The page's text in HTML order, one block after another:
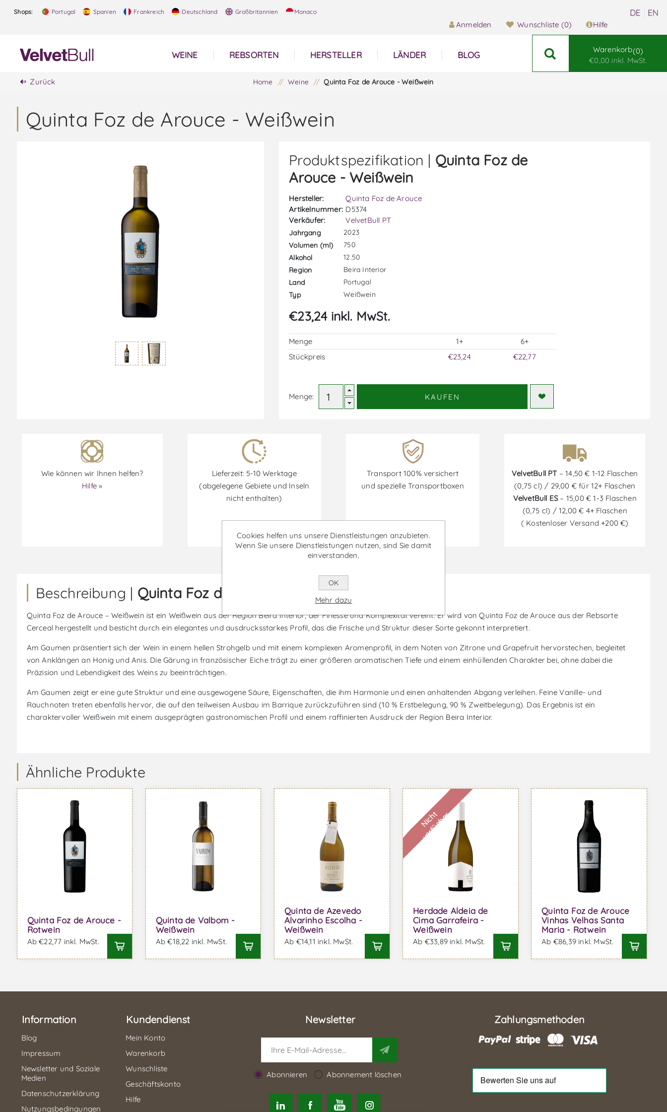
Shops: Portugal Spanien Frankreich Deutschland Großbritannien Monaco
Anmelden Wunschliste (0) Hilfe
WEINE REBSORTEN HERSTELLER LÄNDER BLOG
Warenkorb 0
€0,00 inkl. MwSt.
Zurück Home / Weine / Quinta Foz de Arouce - Weißwein
Quinta Foz de Arouce - Weißwein
Produktspezifikation | Quinta Foz de
Arouce - Weißwein
Hersteller:
Quinta Foz de Arouce
Artikelnummer: D5374
Verkäufer:
VelvetBull PT
Jahrgang
2023
Volumen (ml)
750
Alkohol
12.50
Region
Beira Interior
Land
Portugal
Typ
Weißwein
€23,24 inkl. MwSt.
Menge 1+
6+
Stückpreis
€23,24 €22,77
Menge: KAUFEN
Wie können wir Ihnen helfen?
Hilfe »
Lieferzeit: 5-10 Werktage
(abgelegene Gebiete und Inseln
nicht enthalten)
Transport 100% versichert
und spezielle Transportboxen
VelvetBull PT – 14,50 € 1-12 Flaschen
(0,75 cl) / 29,00 € für 12+ Flaschen
VelvetBull ES– 15,00 € 1-3 Flaschen
(0,75 cl) / 12,00 € 4+ Flaschen
( Kostenloser Versand +200 €)
Rabatte sind vom 30/06/2026 bis zum 30/09/2026 verfügbar.
Beschreibung | Quinta Foz de Arouce - Weißwein
Quinta Foz de Arouce – Weißwein ist ein Weißwein aus der Region Beira Interior, der Finesse und Komplexität vereint. Er wird von Quinta Foz de Arouce aus der Rebsorte
Cerceal hergestellt und besticht durch ein elegantes und ausdrucksstarkes Profil, das die Frische und Struktur dieser Sorte gekonnt interpretiert.
Am Gaumen präsentiert sich der Wein in einem hellen Strohgelb und mit einem komplexen Aromenprofil, in dem Noten von Zitrone und Grapefruit hervorstechen, begleitet
von Anklängen an Honig und Anis. Die Gärung in französischer Eiche trägt zu einer größeren aromatischen Tiefe und einem einhüllenden Charakter bei, ohne dabei die
Präzision und Lebendigkeit des Weins zu beeinträchtigen.
Am Gaumen zeigt er eine gute Struktur und eine ausgewogene Säure, Eigenschaften, die ihm Harmonie und einen anhaltenden Abgang verleihen. Feine Vanille- und
Rauchnoten treten ebenfalls hervor, die auf den teilweisen Ausbau im Barrique zurückzuführen sind (10 % Erstbelegung, 90 % Zweitbelegung). Das Ergebnis ist ein
charaktervoller Weißwein mit einem ausgeprägten gastronomischen Profil und einem raffinierten Ausdruck der Region Beira Interior.
Ähnliche Produkte
Quinta Foz de Arouce -
Rotwein
Ab €22,77 inkl. MwSt.
Quinta de Valbom -
Weißwein
Ab €18,22 inkl. MwSt.
Quinta de Azevedo
Alvarinho Escolha -
Weißwein
Ab €14,11 inkl. MwSt.
N
i
c
h
t
v
e
r
f
ü
g
b
a
r
Herdade Aldeia de
Cima Garrafeira -
Weißwein
Ab €33,89 inkl. MwSt.
Quinta Foz de Arouce
Vinhas Velhas Santa
Maria - Rotwein
Ab €86,39 inkl. MwSt.
Information
Blog
Impressum
Newsletter und Soziale
Medien
Datenschutzerklärung
Nutzungsbedingungen
Kundendienst
Mein Konto
Warenkorb
Wunschliste
Geschäftskonto
Hilfe
Newsletter
Abonnieren Abonnement löschen
Zahlungsmethoden
Cookies helfen uns unsere Dienstleistungen anzubieten.
Wenn Sie unsere Dienstleistungen nutzen, sind Sie damit
einverstanden.
OK
Mehr dazu